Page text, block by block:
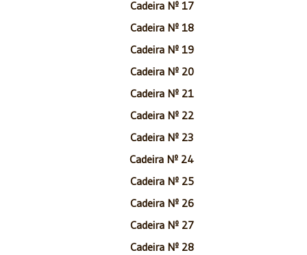
Cadeira Nº 17
Cadeira Nº 18
Cadeira Nº 19
Cadeira Nº 20
Cadeira Nº 21
Cadeira Nº 22
Cadeira Nº 23
Cadeira Nº 24
Cadeira Nº 25
Cadeira Nº 26
Cadeira Nº 27
Cadeira Nº 28